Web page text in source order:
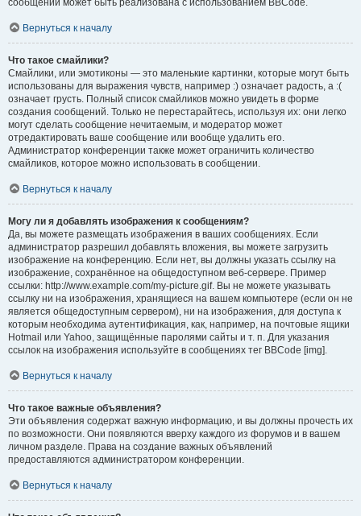
сообщений может быть реализована с использованием BBCode.
Вернуться к началу
Что такое смайлики?
Смайлики, или эмотиконы — это маленькие картинки, которые могут быть
использованы для выражения чувств, например :) означает радость, а :(
означает грусть. Полный список смайликов можно увидеть в форме
создания сообщений. Только не перестарайтесь, используя их: они легко
могут сделать сообщение нечитаемым, и модератор может
отредактировать ваше сообщение или вообще удалить его.
Администратор конференции также может ограничить количество
смайликов, которое можно использовать в сообщении.
Вернуться к началу
Могу ли я добавлять изображения к сообщениям?
Да, вы можете размещать изображения в ваших сообщениях. Если
администратор разрешил добавлять вложения, вы можете загрузить
изображение на конференцию. Если нет, вы должны указать ссылку на
изображение, сохранённое на общедоступном веб-сервере. Пример
ссылки: http://www.example.com/my-picture.gif. Вы не можете указывать
ссылку ни на изображения, хранящиеся на вашем компьютере (если он не
является общедоступным сервером), ни на изображения, для доступа к
которым необходима аутентификация, как, например, на почтовые ящики
Hotmail или Yahoo, защищённые паролями сайты и т. п. Для указания
ссылок на изображения используйте в сообщениях тег BBCode [img].
Вернуться к началу
Что такое важные объявления?
Эти объявления содержат важную информацию, и вы должны прочесть их
по возможности. Они появляются вверху каждого из форумов и в вашем
личном разделе. Права на создание важных объявлений
предоставляются администратором конференции.
Вернуться к началу